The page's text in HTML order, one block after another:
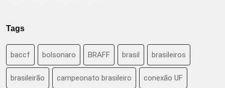
Tags
baccf bolsonaro BRAFF brasil brasileiros
brasileirão campeonato brasileiro conexão UF